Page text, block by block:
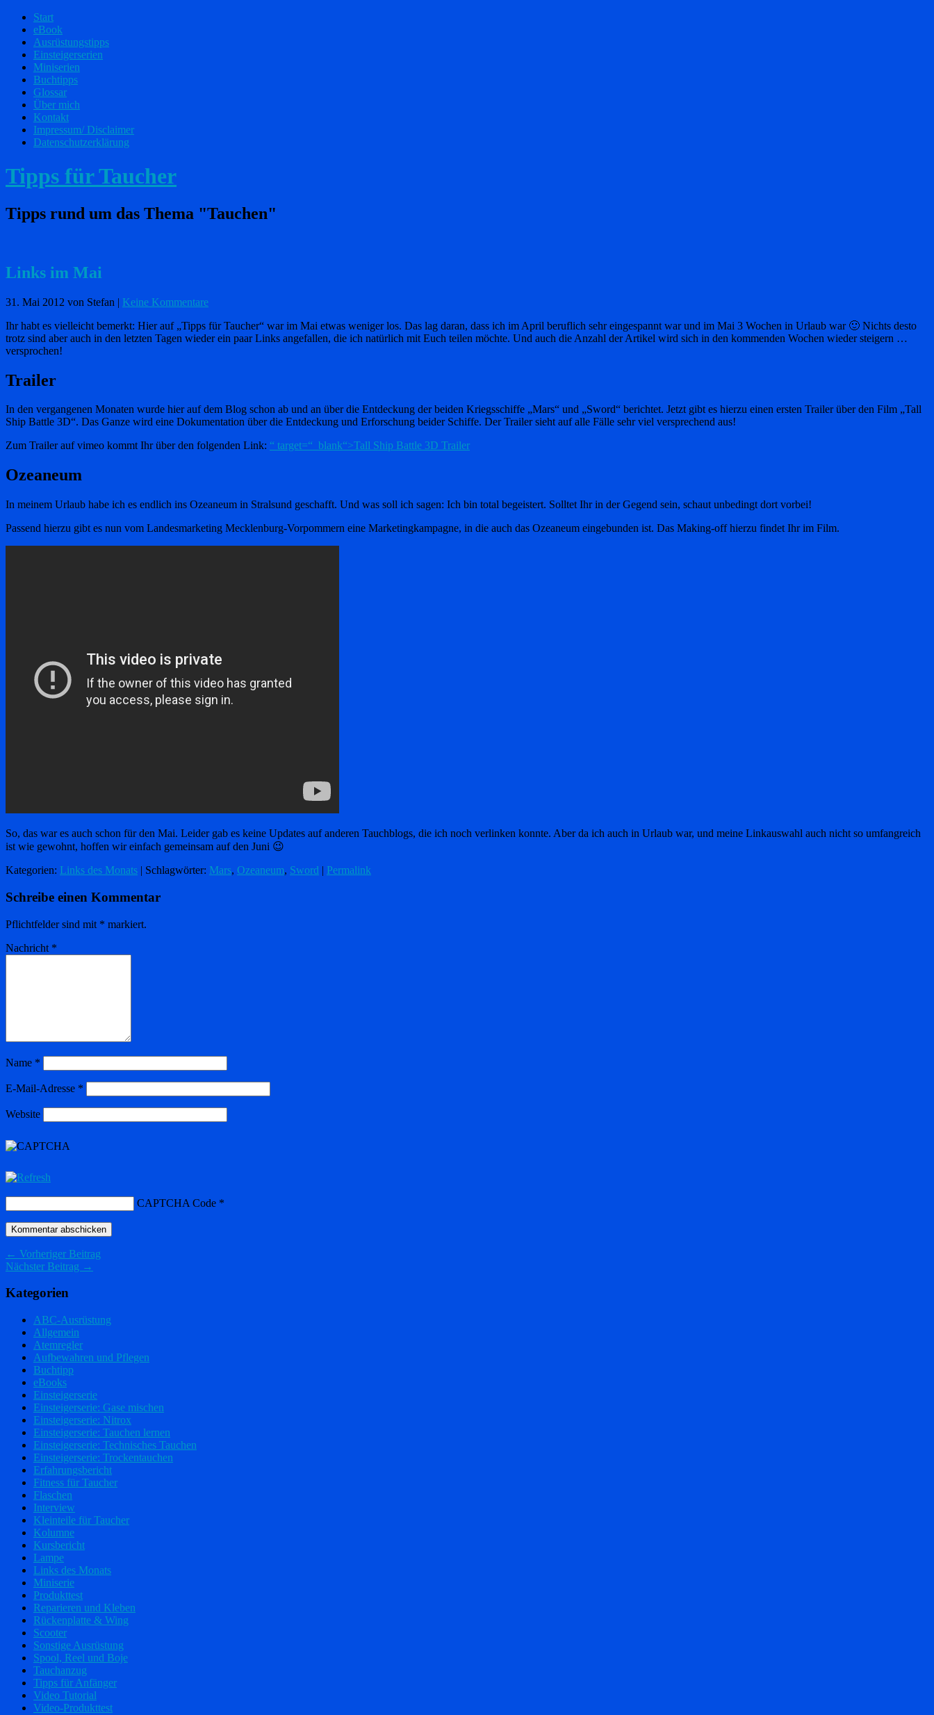
Start
eBook
Ausrüstungstipps
Einsteigerserien
Miniserien
Buchtipps
Glossar
Über mich
Kontakt
Impressum/ Disclaimer
Datenschutzerklärung
Tipps für Taucher
Tipps rund um das Thema "Tauchen"
Links im Mai
31. Mai 2012 von Stefan | Keine Kommentare
Ihr habt es vielleicht bemerkt: Hier auf „Tipps für Taucher“ war im Mai etwas weniger los. Das lag daran, dass ich im April beruflich sehr eingespannt war und im Mai 3 Wochen in Urlaub war 🙂 Nichts desto
trotz sind aber auch in den letzten Tagen wieder ein paar Links angefallen, die ich natürlich mit Euch teilen möchte. Und auch die Anzahl der Artikel wird sich in den kommenden Wochen wieder steigern …
versprochen!
Trailer
In den vergangenen Monaten wurde hier auf dem Blog schon ab und an über die Entdeckung der beiden Kriegsschiffe „Mars“ und „Sword“ berichtet. Jetzt gibt es hierzu einen ersten Trailer über den Film „Tall
Ship Battle 3D“. Das Ganze wird eine Dokumentation über die Entdeckung und Erforschung beider Schiffe. Der Trailer sieht auf alle Fälle sehr viel versprechend aus!
Zum Trailer auf vimeo kommt Ihr über den folgenden Link: “ target=“_blank“>Tall Ship Battle 3D Trailer
Ozeaneum
In meinem Urlaub habe ich es endlich ins Ozeaneum in Stralsund geschafft. Und was soll ich sagen: Ich bin total begeistert. Solltet Ihr in der Gegend sein, schaut unbedingt dort vorbei!
Passend hierzu gibt es nun vom Landesmarketing Mecklenburg-Vorpommern eine Marketingkampagne, in die auch das Ozeaneum eingebunden ist. Das Making-off hierzu findet Ihr im Film.
So, das war es auch schon für den Mai. Leider gab es keine Updates auf anderen Tauchblogs, die ich noch verlinken konnte. Aber da ich auch in Urlaub war, und meine Linkauswahl auch nicht so umfangreich
ist wie gewohnt, hoffen wir einfach gemeinsam auf den Juni 😉
Kategorien: Links des Monats | Schlagwörter: Mars, Ozeaneum, Sword | Permalink
Schreibe einen Kommentar
Pflichtfelder sind mit * markiert.
Nachricht *
Name *
E-Mail-Adresse *
Website
CAPTCHA Code *
← Vorheriger Beitrag
Nächster Beitrag →
Kategorien
ABC-Ausrüstung
Allgemein
Atemregler
Aufbewahren und Pflegen
Buchtipp
eBooks
Einsteigerserie
Einsteigerserie: Gase mischen
Einsteigerserie: Nitrox
Einsteigerserie: Tauchen lernen
Einsteigerserie: Technisches Tauchen
Einsteigerserie: Trockentauchen
Erfahrungsbericht
Fitness für Taucher
Flaschen
Interview
Kleinteile für Taucher
Kolumne
Kursbericht
Lampe
Links des Monats
Miniserie
Produkttest
Reparieren und Kleben
Rückenplatte & Wing
Scooter
Sonstige Ausrüstung
Spool, Reel und Boje
Tauchanzug
Tipps für Anfänger
Video Tutorial
Video-Produkttest